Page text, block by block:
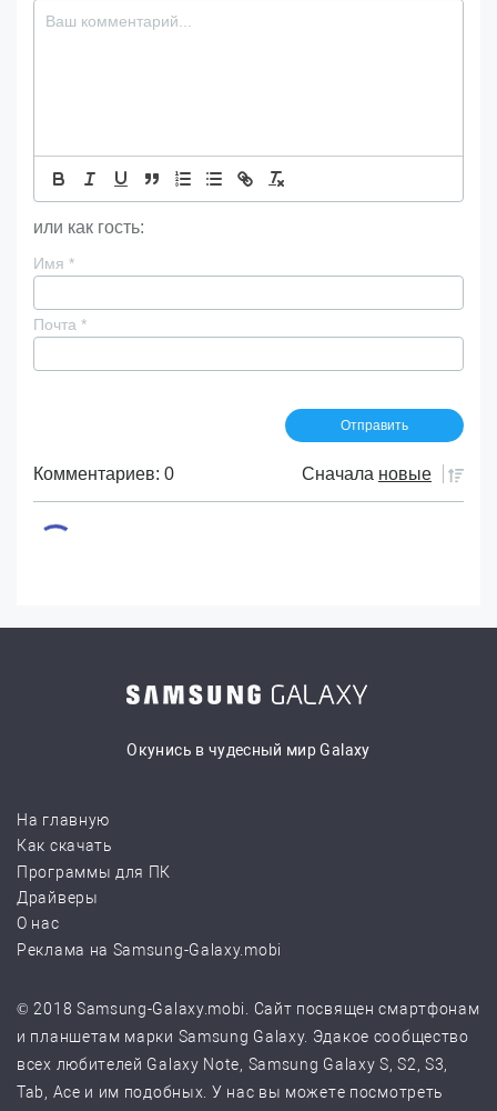
или как гость:
Имя *
Почта *
Комментариев: 0 Сначала новые
Окунись в чудесный мир Galaxy
На главную
Как скачать
Программы для ПК
Драйверы
О нас
Реклама на Samsung-Galaxy.mobi
© 2018 Samsung-Galaxy.mobi. Сайт посвящен смартфонам
и планшетам марки Samsung Galaxy. Эдакое сообщество
всех любителей Galaxy Note, Samsung Galaxy S, S2, S3,
Tab, Ace и им подобных. У нас вы можете посмотреть